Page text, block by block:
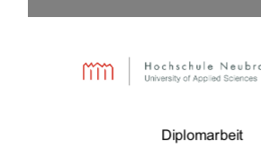
Diplomarbeit